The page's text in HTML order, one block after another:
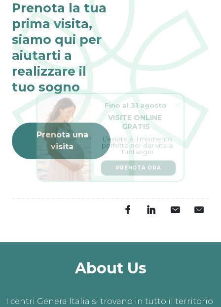
Prenota la tua
prima visita,
siamo qui per
aiutarti a
realizzare il
tuo sogno
Prenota una
visita
About Us
I centri Genera Italia si trovano in tutto il territorio
VISITE ONLINE
GRATIS
L’estate è il momento
perfetto per dar vita ai
tuoi sogni.
PRENOTA ORA